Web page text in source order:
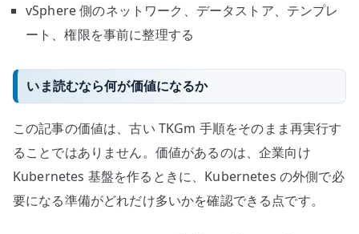
vSphere 側のネットワーク、データストア、テンプレ
ート、権限を事前に整理する
いま読むなら何が価値になるか
この記事の価値は、古い TKGm 手順をそのまま再実行す
ることではありません。価値があるのは、企業向け
Kubernetes 基盤を作るときに、Kubernetes の外側で必
要になる準備がどれだけ多いかを確認できる点です。